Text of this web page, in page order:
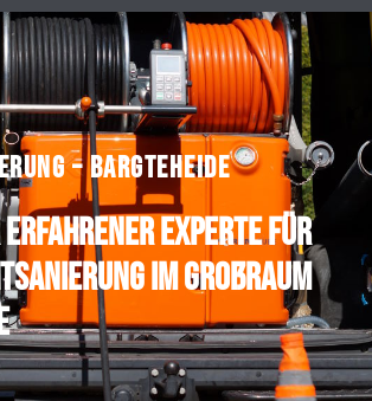
– BARGTEHEIDE
erfahrener Experte für
im Großraum